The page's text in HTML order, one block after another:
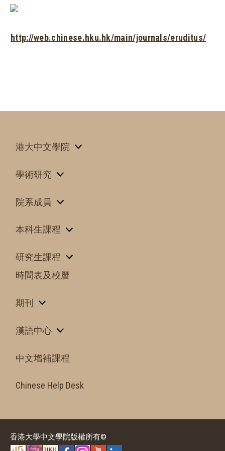
http://web.chinese.hku.hk/main/journals/eruditus/
港大中文學院
學術研究
院系成員
本科生課程
研究生課程
時間表及校曆
期刊
漢語中心
中文增補課程
Chinese Help Desk
香港大學中文學院版權所有©